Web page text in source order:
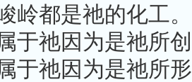
岭都是祂的化工。
于祂因为是祂所
于祂因为是祂所